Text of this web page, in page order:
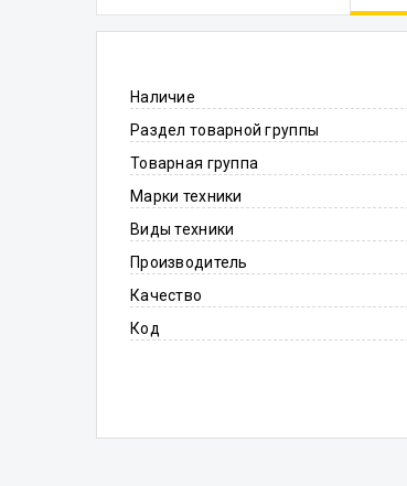
Наличие
Раздел товарной группы
Товарная группа
Марки техники
Виды техники
Производитель
Качество
Код